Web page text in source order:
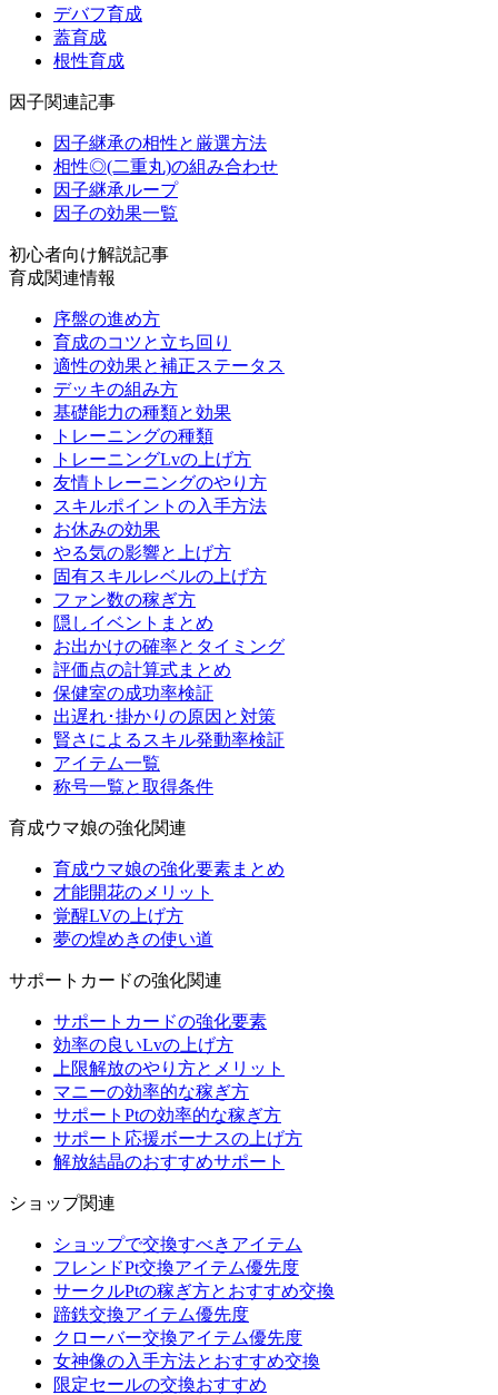
デバフ育成
蓋育成
根性育成
因子関連記事
因子継承の相性と厳選方法
相性◎(二重丸)の組み合わせ
因子継承ループ
因子の効果一覧
初心者向け解説記事
育成関連情報
序盤の進め方
育成のコツと立ち回り
適性の効果と補正ステータス
デッキの組み方
基礎能力の種類と効果
トレーニングの種類
トレーニングLvの上げ方
友情トレーニングのやり方
スキルポイントの入手方法
お休みの効果
やる気の影響と上げ方
固有スキルレベルの上げ方
ファン数の稼ぎ方
隠しイベントまとめ
お出かけの確率とタイミング
評価点の計算式まとめ
保健室の成功率検証
出遅れ･掛かりの原因と対策
賢さによるスキル発動率検証
アイテム一覧
称号一覧と取得条件
育成ウマ娘の強化関連
育成ウマ娘の強化要素まとめ
才能開花のメリット
覚醒LVの上げ方
夢の煌めきの使い道
サポートカードの強化関連
サポートカードの強化要素
効率の良いLvの上げ方
上限解放のやり方とメリット
マニーの効率的な稼ぎ方
サポートPtの効率的な稼ぎ方
サポート応援ボーナスの上げ方
解放結晶のおすすめサポート
ショップ関連
ショップで交換すべきアイテム
フレンドPt交換アイテム優先度
サークルPtの稼ぎ方とおすすめ交換
蹄鉄交換アイテム優先度
クローバー交換アイテム優先度
女神像の入手方法とおすすめ交換
限定セールの交換おすすめ